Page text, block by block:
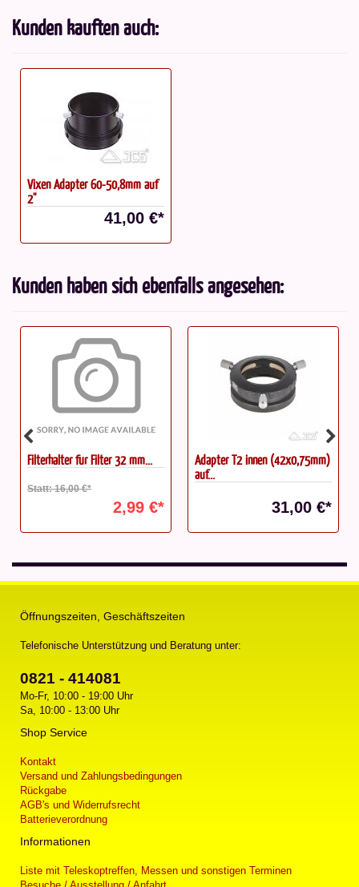
Kunden kauften auch:
Vixen Adapter 60-50,8mm auf
2''
41,00 €*
Kunden haben sich ebenfalls angesehen:
Adapter T2 innen (42x0,75mm)
31,00 €*
Baader Flip Mirror II...
228,00 €*
Öffnungszeiten, Geschäftszeiten
Telefonische Unterstützung und Beratung unter:
0821 - 414081
Mo-Fr, 10:00 - 19:00 Uhr
Sa, 10:00 - 13:00 Uhr
Shop Service
Kontakt
Versand und Zahlungsbedingungen
Rückgabe
AGB's und Widerrufsrecht
Batterieverordnung
Informationen
Liste mit Teleskoptreffen, Messen und sonstigen Terminen